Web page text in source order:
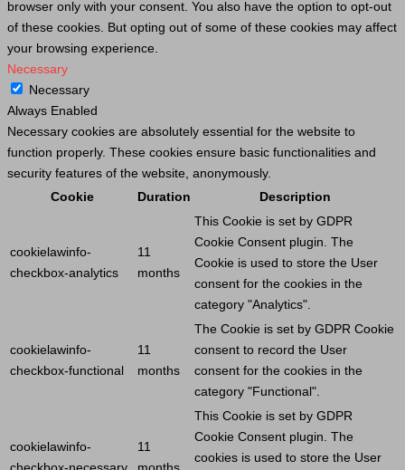
browser only with your consent. You also have the option to opt-out
of these cookies. But opting out of some of these cookies may affect
your browsing experience.
Necessary
Necessary
Always Enabled
Necessary cookies are absolutely essential for the website to
function properly. These cookies ensure basic functionalities and
security features of the website, anonymously.
Cookie
Duration Description
cookielawinfo-
checkbox-analytics
11
months
This Cookie is set by GDPR
Cookie Consent plugin. The
Cookie is used to store the User
consent for the cookies in the
category "Analytics".
cookielawinfo-
checkbox-functional
11
months
The Cookie is set by GDPR Cookie
consent to record the User
consent for the cookies in the
category "Functional".
cookielawinfo-
checkbox-necessary
11
months
This Cookie is set by GDPR
Cookie Consent plugin. The
cookies is used to store the User